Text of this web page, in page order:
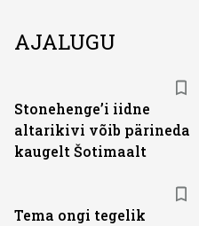
AJALUGU
Stonehenge’i iidne
altarikivi võib pärineda
kaugelt Šotimaalt
Tema ongi tegelik